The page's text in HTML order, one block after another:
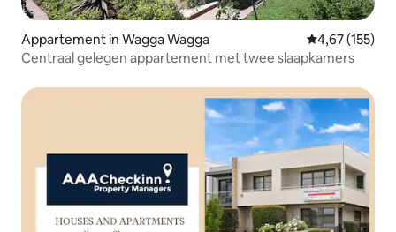
Appartement in Wagga Wagga Gemiddelde
4,67 (155)
Centraal gelegen appartement met twee slaapkamers